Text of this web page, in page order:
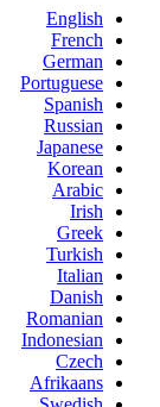
English
French
German
Portuguese
Spanish
Russian
Japanese
Korean
Arabic
Irish
Greek
Turkish
Italian
Danish
Romanian
Indonesian
Czech
Afrikaans